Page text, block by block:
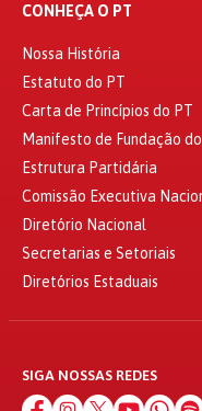
CONHEÇA O PT
Nossa História
Estatuto do PT
Carta de Princípios do PT
Manifesto de Fundação
Estrutura Partidária
Comissão Executiva
Diretório Nacional
Secretarias e Setoriais
Diretórios Estaduais
SIGA NOSSAS REDES